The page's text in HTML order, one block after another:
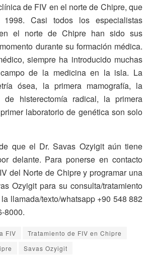
de FIV en el norte de Chipre, que
Casi todos los especialistas
el norte de Chipre han sido sus
durante su formación médica.
siempre ha introducido muchas
de la medicina en la isla. La
ósea, la primera mamografía, la
de histerectomía radical, la primera
laboratorio de genética son solo
que el Dr. Savas Ozyigit aún tiene
delante. Para ponerse en contacto
del Norte de Chipre y programar una
Ozyigit para su consulta/tratamiento
llamada/texto/whatsapp +90 548 882
8000.
FIV
Tratamiento de FIV en Chipre
Savas Ozyigit